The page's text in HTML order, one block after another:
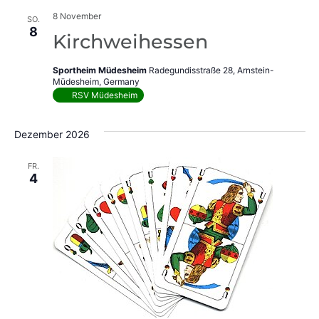
SO.
8 Kirchweihessen
8 November
Sportheim Müdesheim Radegundisstraße 28, Arnstein-
Müdesheim, Germany
RSV Müdesheim
Dezember 2026
FR.
4